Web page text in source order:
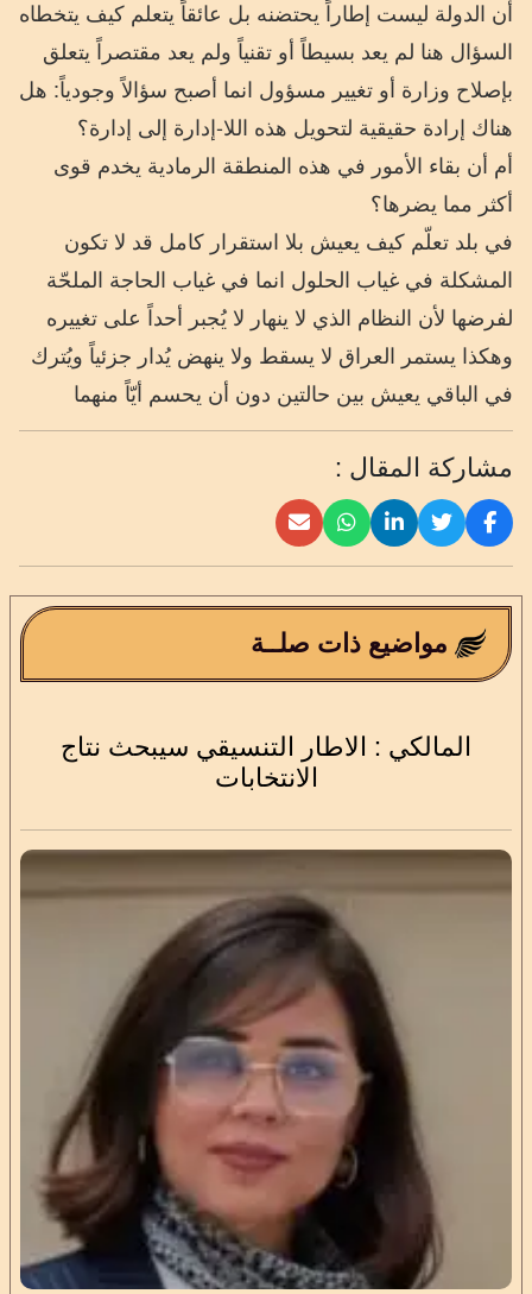
أن الدولة ليست إطاراً يحتضنه بل عائقاً يتعلم كيف يتخطاه
السؤال هنا لم يعد بسيطاً أو تقنياً ولم يعد مقتصراً يتعلق
بإصلاح وزارة أو تغيير مسؤول انما أصبح سؤالاً وجودياً: هل
هناك إرادة حقيقية لتحويل هذه اللا-إدارة إلى إدارة؟
أم أن بقاء الأمور في هذه المنطقة الرمادية يخدم قوى
أكثر مما يضرها؟
في بلد تعلّم كيف يعيش بلا استقرار كامل قد لا تكون
المشكلة في غياب الحلول انما في غياب الحاجة الملحّة
لفرضها لأن النظام الذي لا ينهار لا يُجبر أحداً على تغييره
وهكذا يستمر العراق لا يسقط ولا ينهض يُدار جزئياً ويُترك
في الباقي يعيش بين حالتين دون أن يحسم أيّاً منهما
مشاركة المقال :
مواضيع ذات صلــة
المالكي : الاطار التنسيقي سيبحث نتاج
الانتخابات